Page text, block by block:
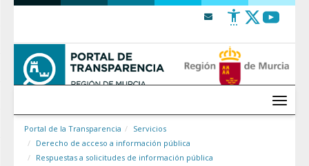
Saltar al contenido
Menú
Portal de la Transparencia
Servicios
Derecho de acceso a información pública
Respuestas a solicitudes de información pública